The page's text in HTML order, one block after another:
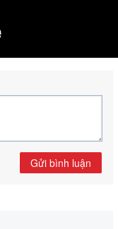
Gửi bình luận